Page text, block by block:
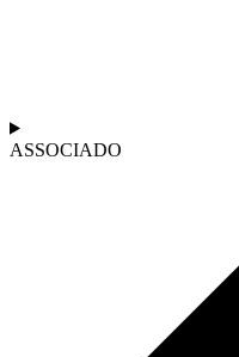
ASSOCIADO